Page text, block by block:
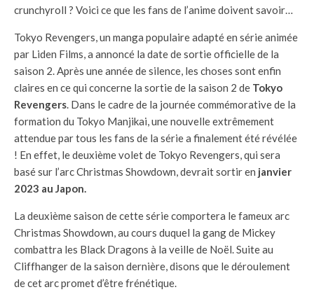
crunchyroll ? Voici ce que les fans de l’anime doivent savoir…
Tokyo Revengers, un manga populaire adapté en série animée
par Liden Films, a annoncé la date de sortie officielle de la
saison 2. Après une année de silence, les choses sont enfin
claires en ce qui concerne la sortie de la saison 2 de Tokyo
Revengers . Dans le cadre de la journée commémorative de la
formation du Tokyo Manjikai, une nouvelle extrêmement
attendue par tous les fans de la série a finalement été révélée
! En effet, le deuxième volet de Tokyo Revengers, qui sera
basé sur l’arc Christmas Showdown, devrait sortir en janvier
2023 au Japon.
La deuxième saison de cette série comportera le fameux arc
Christmas Showdown, au cours duquel la gang de Mickey
combattra les Black Dragons à la veille de Noël. Suite au
Cliffhanger de la saison dernière, disons que le déroulement
de cet arc promet d’être frénétique.